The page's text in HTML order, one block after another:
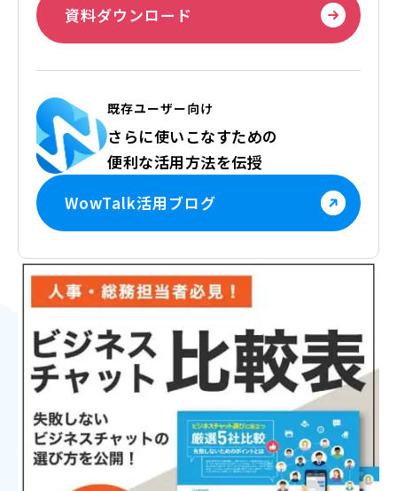
資料ダウンロード
既存ユーザー向け
さらに使いこなすための
便利な活用方法を伝授
WowTalk活用ブログ